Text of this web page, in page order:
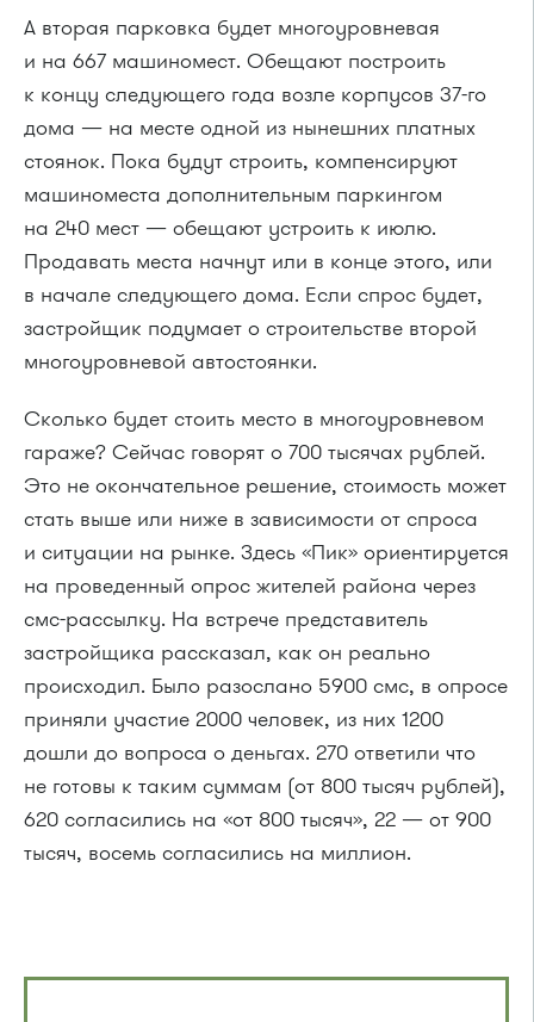
А вторая парковка будет многоуровневая
и на 667 машиномест. Обещают построить
к концу следующего года возле корпусов 37-го
дома — на месте одной из нынешних платных
стоянок. Пока будут строить, компенсируют
машиноместа дополнительным паркингом
на 240 мест — обещают устроить к июлю.
Продавать места начнут или в конце этого, или
в начале следующего дома. Если спрос будет,
застройщик подумает о строительстве второй
многоуровневой автостоянки.
Сколько будет стоить место в многоуровневом
гараже? Сейчас говорят о 700 тысячах рублей.
Это не окончательное решение, стоимость может
стать выше или ниже в зависимости от спроса
и ситуации на рынке. Здесь «Пик» ориентируется
на проведенный опрос жителей района через
смс-рассылку. На встрече представитель
застройщика рассказал, как он реально
происходил. Было разослано 5900 смс, в опросе
приняли участие 2000 человек, из них 1200
дошли до вопроса о деньгах. 270 ответили что
не готовы к таким суммам (от 800 тысяч рублей),
620 согласились на «от 800 тысяч», 22 — от 900
тысяч, восемь согласились на миллион.